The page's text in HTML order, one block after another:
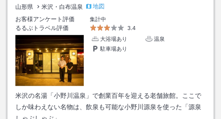
山形県 米沢・白布温泉
地図
お客様アンケート評価
集計中
るるぶトラベル評価
3.4
大浴場あり
温泉
駐車場あり
米沢の名湯「小野川温泉」で創業百年を迎える老舗旅館。ここで
しか味わえない名物は、飲泉も可能な小野川源泉を使った「源泉